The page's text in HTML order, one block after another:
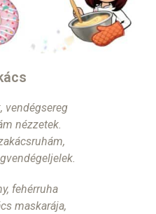
vendégsereg
nézzetek.
fehérruha
maskarája,